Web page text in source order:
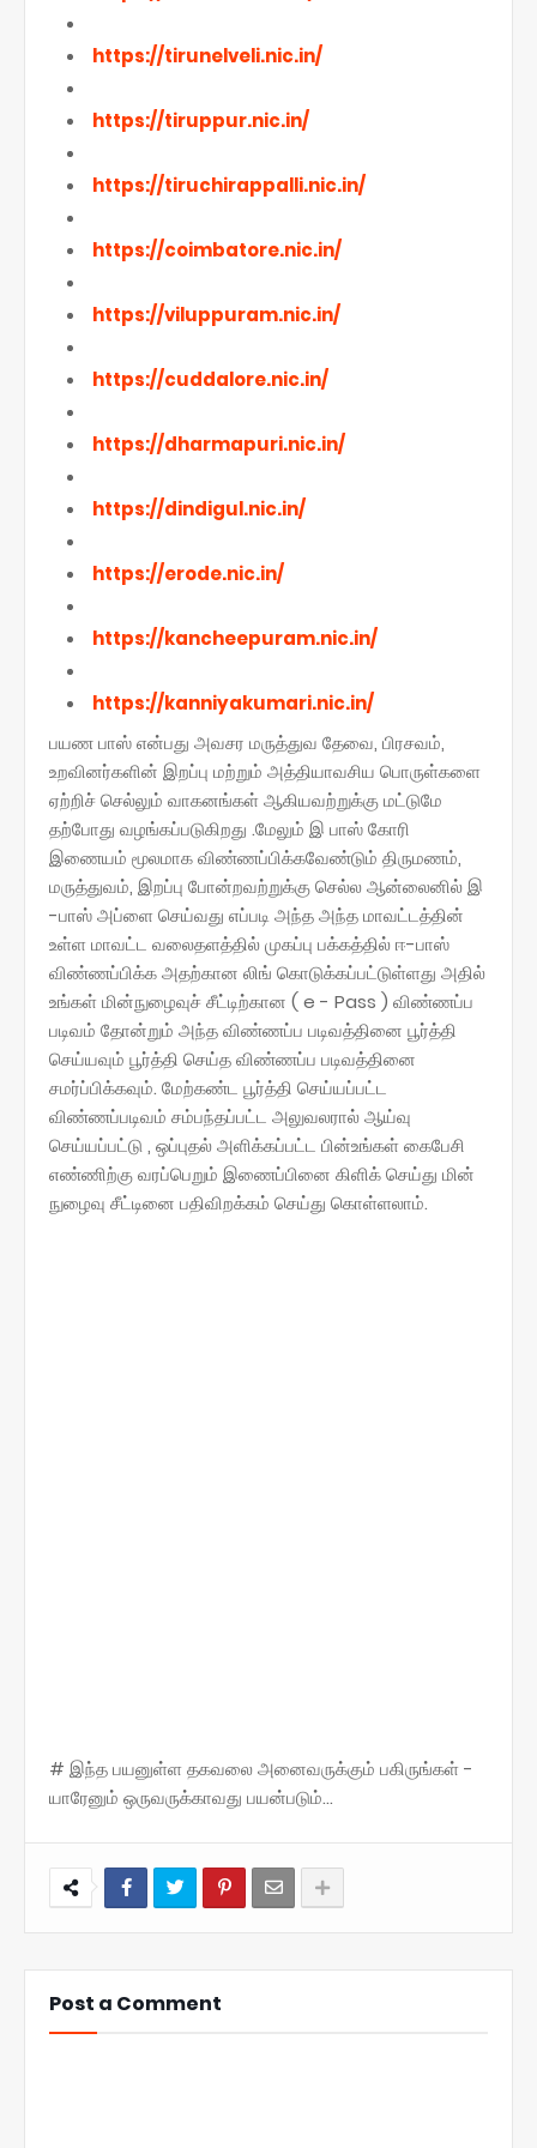
https://tirunelveli.nic.in/
https://tiruppur.nic.in/
https://tiruchirappalli.nic.in/
https://coimbatore.nic.in/
https://viluppuram.nic.in/
https://cuddalore.nic.in/
https://dharmapuri.nic.in/
https://dindigul.nic.in/
https://erode.nic.in/
https://kancheepuram.nic.in/
https://kanniyakumari.nic.in/
பயண பாஸ் என்பது அவசர மருத்துவ தேவை, பிரசவம்,
உறவினர்களின் இறப்பு மற்றும் அத்தியாவசிய பொருள்களை
ஏற்றிச் செல்லும் வாகனங்கள் ஆகியவற்றுக்கு மட்டுமே
தற்போது வழங்கப்படுகிறது .மேலும் இ பாஸ் கோரி
இணையம் மூலமாக விண்ணப்பிக்கவேண்டும் திருமணம்,
மருத்துவம், இறப்பு போன்றவற்றுக்கு செல்ல ஆன்லைனில் இ
-பாஸ் அப்ளை செய்வது எப்படிஅந்த அந்த மாவட்டத்தின்
உள்ள மாவட்ட வலைதளத்தில் முகப்பு பக்கத்தில் ஈ-பாஸ்
விண்ணப்பிக்க அதற்கான லிங் கொடுக்கப்பட்டுள்ளது அதில்
உங்கள் மின்நுழைவுச் சீட்டிற்கான ( e - Pass ) விண்ணப்ப
படிவம் தோன்றும் அந்த விண்ணப்ப படிவத்தினை பூர்த்தி
செய்யவும் பூர்த்தி செய்த விண்ணப்ப படிவத்தினை
சமர்ப்பிக்கவும். மேற்கண்ட பூர்த்தி செய்யப்பட்ட
விண்ணப்படிவம் சம்பந்தப்பட்ட அலுவலரால் ஆய்வு
செய்யப்பட்டு , ஒப்புதல் அளிக்கப்பட்ட பின்உங்கள் கைபேசி
எண்ணிற்கு வரப்பெறும் இணைப்பினை கிளிக் செய்து மின்
நுழைவு சீட்டினை பதிவிறக்கம் செய்து கொள்ளலாம்.
# இந்த பயனுள்ள தகவலை அனைவருக்கும் பகிருங்கள் -
யாரேனும் ஒருவருக்காவது பயன்படும்...
Post a Comment